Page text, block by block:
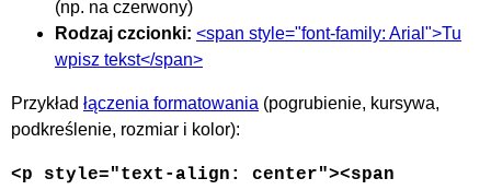
(np. na czerwony)
Rodzaj czcionki: <span style="font-family: Arial">Tu
wpisz tekst</span>
Przykład łączenia formatowania (pogrubienie, kursywa,
podkreślenie, rozmiar i kolor):
<p style="text-align: center"><span